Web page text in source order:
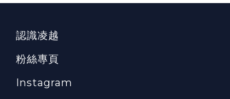
認識凌越
粉絲專頁
Instagram